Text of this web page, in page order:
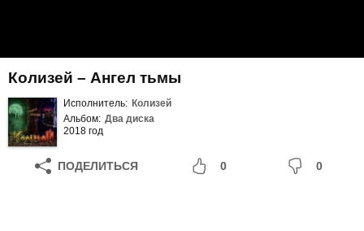
Колизей – Ангел тьмы
Исполнитель: Колизей
Альбом: Два диска
2018 год
ПОДЕЛИТЬСЯ 0 0